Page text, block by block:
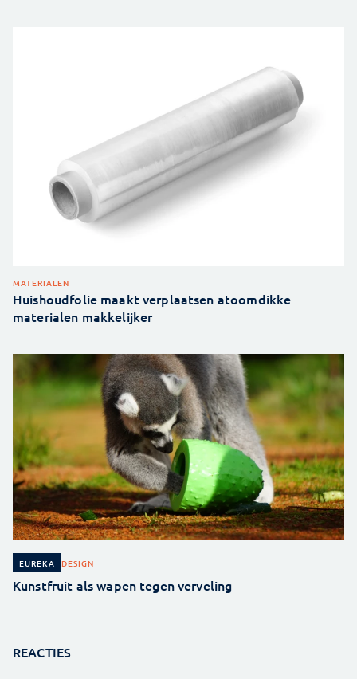
MATERIALEN
Huishoudfolie maakt verplaatsen atoomdikke
materialen makkelijker
EUREKA DESIGN
Kunstfruit als wapen tegen verveling
REACTIES